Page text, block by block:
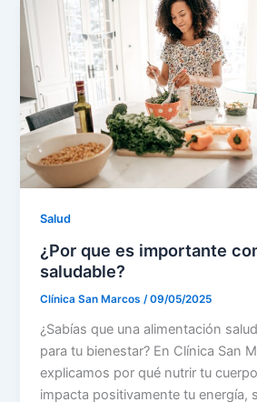
Salud
¿Por que es importante
saludable?
Clínica San Marcos/09/05/2025
¿Sabías que una alimentación
para tu bienestar? En Clínica San
explicamos por qué nutrir tu
impacta positivamente tu energía,